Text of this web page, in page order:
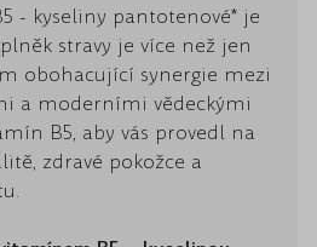
- kyseliny pantotenové* je
stravy je více než jen
obohacující synergie mezi
a moderními vědeckými
B5, aby vás provedl na
zdravé pokožce a